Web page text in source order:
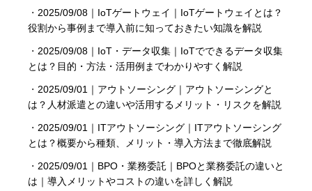
・ 2025/09/08｜IoTゲートウェイ｜IoTゲートウェイとは？
役割から事例まで導入前に知っておきたい知識を解説
・ 2025/09/08｜IoT・データ収集｜IoTでできるデータ収集
とは？目的・方法・活用例までわかりやすく解説
・ 2025/09/01｜アウトソーシング｜アウトソーシングと
は？人材派遣との違いや活用するメリット・リスクを解説
・ 2025/09/01｜ITアウトソーシング｜ITアウトソーシング
とは？概要から種類、メリット・導入方法まで徹底解説
・ 2025/09/01｜BPO・業務委託｜BPOと業務委託の違いと
は｜導入メリットやコストの違いを詳しく解説